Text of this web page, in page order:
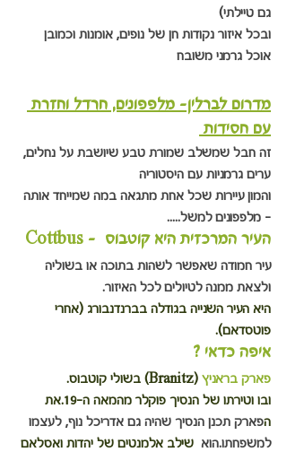
גם טיילתי)
ובכל איזור נקודות חן של נופים, אומנות וכמובן
אוכל גרמני משובח
מדרום לברלין- מלפפונים, חרדל וחזרת
עם חסידות
זה חבל שמשלב שמורת טבע שיושבת על נחלים,
ערים גרמניות עם היסטוריה
והמון עיירות שכל אחת מתגאה במה שמייחד אותה
- מלפפונים למשל.....
העיר המרכזית היא קוטבוס  - Cottbus
עיר חמודה שאפשר לשהות בתוכה או בשוליה
ולצאת ממנה לטיולים לכל האיזור.
היא העיר השנייה בגודלה בברנדנבורג (אחרי
פוטסדאם).
איפה כדאי ?
פארק בראניץ (Branitz) בשולי קוטבוס.
ובו וטירתו של הנסיך פוקלר מהמאה ה-19.את
הפארק תכנן הנסיך שהיה גם אדריכל נוף, לעצמו
למשפחתו.הוא שילב אלמנטים של יהדות ואסלאם